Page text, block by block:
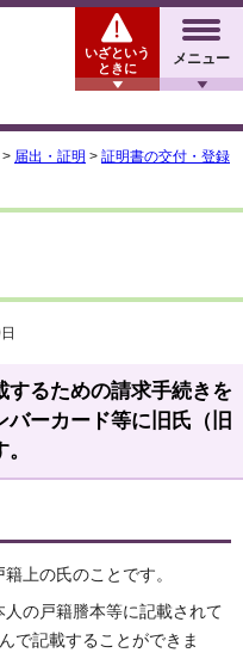
メニュー
いざという
ときに
> 届出・証明 > 証明書の交付・登録
るための請求手続きを
ーカード等に旧氏（旧
上の氏のことです。
人の戸籍謄本等に記載されて
で記載することができま